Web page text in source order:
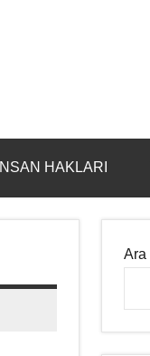
İNSAN HAKLARI
Ara